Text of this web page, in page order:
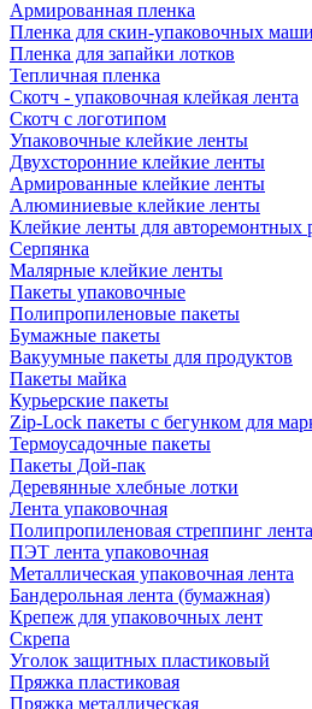
Армированная пленка
Пленка для скин-упаковочных
Пленка для запайки лотков
Тепличная пленка
Скотч - упаковочная клейкая лента
Скотч с логотипом
Упаковочные клейкие ленты
Двухсторонние клейкие ленты
Армированные клейкие ленты
Алюминиевые клейкие ленты
Клейкие ленты для авторемонтных
Серпянка
Малярные клейкие ленты
Пакеты упаковочные
Полипропиленовые пакеты
Бумажные пакеты
Вакуумные пакеты для продуктов
Пакеты майка
Курьерские пакеты
Zip-Lock пакеты с бегунком для
Термоусадочные пакеты
Пакеты Дой-пак
Деревянные хлебные лотки
Лента упаковочная
Полипропиленовая стреппинг лента
ПЭТ лента упаковочная
Металлическая упаковочная лента
Бандерольная лента (бумажная)
Крепеж для упаковочных лент
Скрепа
Уголок защитных пластиковый
Пряжка пластиковая
Пряжка металлическая